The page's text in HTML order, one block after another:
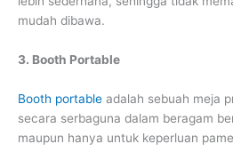
mudah dibawa.
3. Booth Portable
Booth portable adalah sebuah meja
secara serbaguna dalam beragam
maupun hanya untuk keperluan